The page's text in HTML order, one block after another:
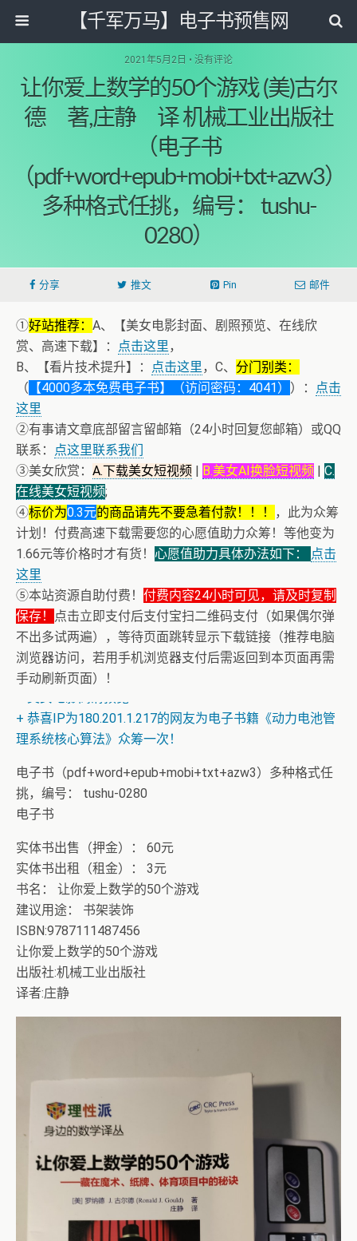
【千军万马】电子书预售网
2021年5月2日 • 没有评论
让你爱上数学的50个游戏 (美)古尔
德 著,庄静 译 机械工业出版社
（电子书
（pdf+word+epub+mobi+txt+azw3）
多种格式任挑，编号： tushu-
0280）
分享 推文 Pin 邮件
①好站推荐： A、【美女电影封面、剧照预览、在线欣
赏、高速下载】：
点击这里，
B、【看片技术提升】：
点击这里，C、 分门别类：
（ 【4000多本免费电子书】（访问密码：4041） ）：
点击
这里
②有事请文章底部留言留邮箱（24小时回复您邮箱）或QQ
联系：
点这里联系我们
③美女欣赏： A.下载美女短视频 | B.美女AI换脸短视频 | C.
在线美女短视频;
④标价为0.3元的商品请先不要急着付款！！！
，此为众筹
计划！付费高速下载需要您的心愿值助力众筹！等他变为
1.66元等价格时才有货！ 心愿值助力具体办法如下：
点击
这里
⑤本站资源自助付费！ 付费内容24小时可见，请及时复制
保存！
点击立即支付后支付宝扫二维码支付（如果偶尔弹
不出多试两遍），等待页面跳转显示下载链接（推荐电脑
浏览器访问，若用手机浏览器支付后需返回到本页面再需
手动刷新页面）！
+ 美女电影高清预览
理系统核心算法》众筹一次！
+ 13位up主齐聚B站跳极乐净土，谁的最有灵魂
电子书（pdf+word+epub+mobi+txt+azw3）多种格式任
挑，编号： tushu-0280
电子书
实体书出售（押金）： 60元
实体书出租（租金）： 3元
书名： 让你爱上数学的50个游戏
建议用途： 书架装饰
ISBN:9787111487456
让你爱上数学的50个游戏
出版社:机械工业出版社
译者:庄静